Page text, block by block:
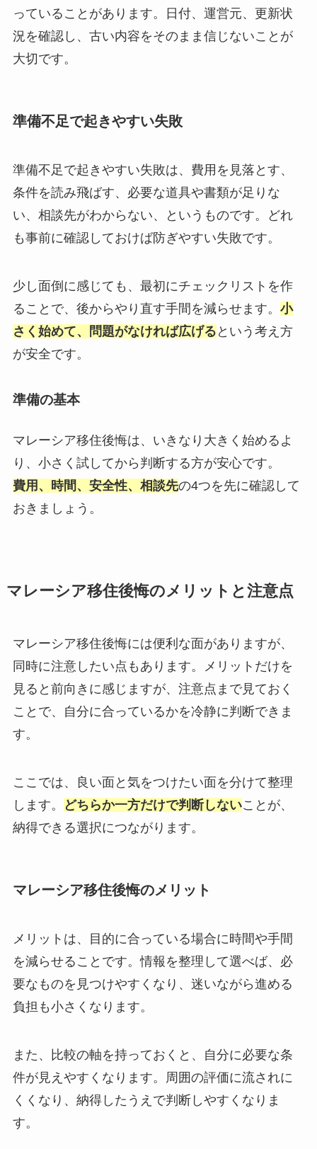
っていることがあります。日付、運営元、更新状
況を確認し、古い内容をそのまま信じないことが
大切です。
準備不足で起きやすい失敗
準備不足で起きやすい失敗は、費用を見落とす、
条件を読み飛ばす、必要な道具や書類が足りな
い、相談先がわからない、というものです。どれ
も事前に確認しておけば防ぎやすい失敗です。
少し面倒に感じても、最初にチェックリストを作
ることで、後からやり直す手間を減らせます。 小
さく始めて、問題がなければ広げる という考え方
が安全です。
準備の基本
マレーシア移住後悔は、いきなり大きく始めるよ
り、小さく試してから判断する方が安心です。
費用、時間、安全性、相談先の4つを先に確認して
おきましょう。
マレーシア移住後悔のメリットと注意点
マレーシア移住後悔には便利な面がありますが、
同時に注意したい点もあります。メリットだけを
見ると前向きに感じますが、注意点まで見ておく
ことで、自分に合っているかを冷静に判断できま
す。
ここでは、良い面と気をつけたい面を分けて整理
します。
どちらか一方だけで判断しないことが、
納得できる選択につながります。
マレーシア移住後悔のメリット
メリットは、目的に合っている場合に時間や手間
を減らせることです。情報を整理して選べば、必
要なものを見つけやすくなり、迷いながら進める
負担も小さくなります。
また、比較の軸を持っておくと、自分に必要な条
件が見えやすくなります。周囲の評価に流されに
くくなり、納得したうえで判断しやすくなりま
す。